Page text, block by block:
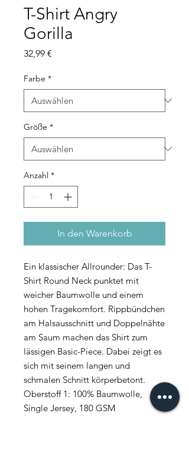
T-Shirt Angry
Gorilla
32,99 €
Farbe *
Größe *
Anzahl *
In den Warenkorb
Ein klassischer Allrounder: Das T-
Shirt Round Neck punktet mit
weicher Baumwolle und einem
hohen Tragekomfort. Rippbündchen
am Halsausschnitt und Doppelnähte
am Saum machen das Shirt zum
lässigen Basic-Piece. Dabei zeigt es
sich mit seinem langen und
schmalen Schnitt körperbetont.
Oberstoff 1: 100% Baumwolle,
Single Jersey, 180 GSM